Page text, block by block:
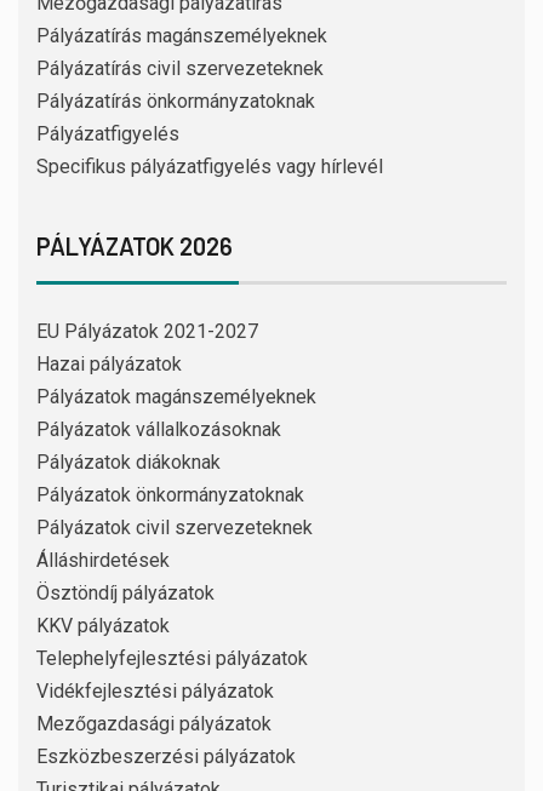
Pályázatírás magánszemélyeknek
Pályázatírás civil szervezeteknek
Pályázatírás önkormányzatoknak
Pályázatfigyelés
Specifikus pályázatfigyelés vagy hírlevél
PÁLYÁZATOK 2026
EU Pályázatok 2021-2027
Hazai pályázatok
Pályázatok magánszemélyeknek
Pályázatok vállalkozásoknak
Pályázatok diákoknak
Pályázatok önkormányzatoknak
Pályázatok civil szervezeteknek
Álláshirdetések
Ösztöndíj pályázatok
KKV pályázatok
Telephelyfejlesztési pályázatok
Vidékfejlesztési pályázatok
Mezőgazdasági pályázatok
Eszközbeszerzési pályázatok